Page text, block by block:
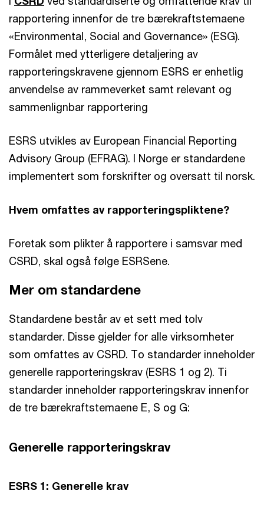
rapportering innenfor de tre bærekraftstemaene
«Environmental, Social and Governance» (ESG).
Formålet med ytterligere detaljering av
rapporteringskravene gjennom ESRS er enhetlig
anvendelse av rammeverket samt relevant og
sammenlignbar rapportering
ESRS utvikles av European Financial Reporting
Advisory Group (EFRAG). I Norge er standardene
implementert som forskrifter og oversatt til norsk.
Hvem omfattes av rapporteringspliktene?
Foretak som plikter å rapportere i samsvar med
CSRD, skal også følge ESRSene.
Mer om standardene
Standardene består av et sett med tolv
standarder. Disse gjelder for alle virksomheter
som omfattes av CSRD. To standarder inneholder
generelle rapporteringskrav (ESRS 1 og 2). Ti
standarder inneholder rapporteringskrav innenfor
de tre bærekraftstemaene E, S og G:
Generelle rapporteringskrav
ESRS 1: Generelle krav